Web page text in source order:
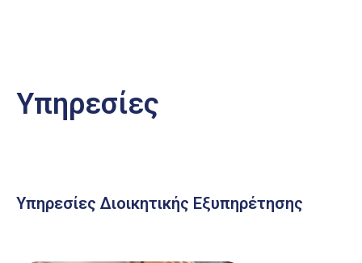
Υπηρεσίες
Υπηρεσίες Διοικητικής Εξυπηρέτησης